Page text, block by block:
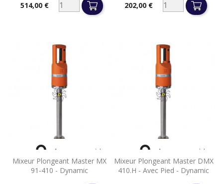
Prix514,00 € Prix202,00 €
Mixeur Plongeant Master MX
91-410 - Dynamic
 Aperçu rapide
Mixeur Plongeant Master DMX
410.H - Avec Pied - Dynamic
 Aperçu rapide